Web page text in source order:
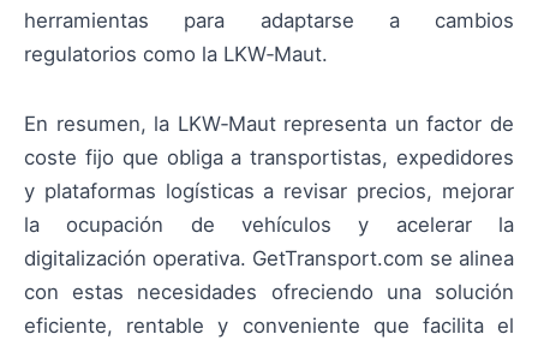
herramientas para adaptarse a cambios
regulatorios como la LKW‑Maut.
En resumen, la LKW‑Maut representa un factor de
coste fijo que obliga a transportistas, expedidores
y plataformas logísticas a revisar precios, mejorar
la ocupación de vehículos y acelerar la
digitalización operativa. GetTransport.com se alinea
con estas necesidades ofreciendo una solución
eficiente, rentable y conveniente que facilita el